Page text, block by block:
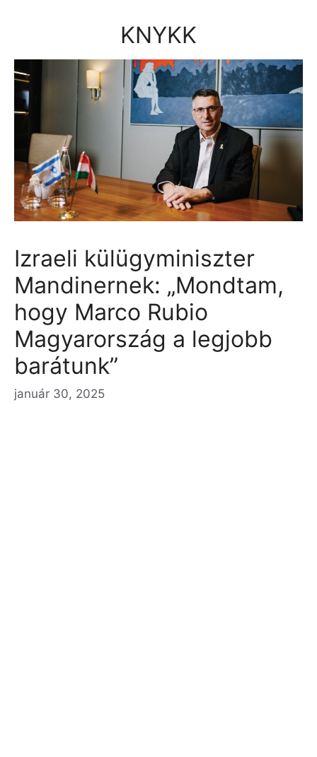
KNYKK
Izraeli külügyminiszter
Mandinernek: „Mondtam,
hogy Marco Rubio
Magyarország a legjobb
barátunk”
január 30, 2025